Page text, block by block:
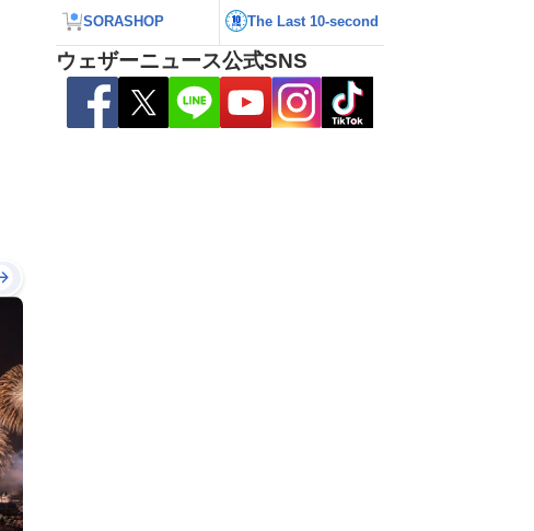
日5時更新）
SORASHOP The Last 10-second
ウェザーニュース公式SNS